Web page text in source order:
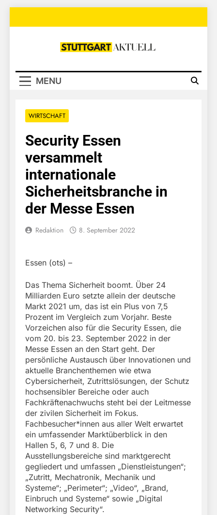
Stuttgart
MENU
WIRTSCHAFT
Security Essen
versammelt
internationale
Sicherheitsbranche in
der Messe Essen
Redaktion 8. September 2022
Essen (ots) –
Das Thema Sicherheit boomt. Über 24
Milliarden Euro setzte allein der deutsche
Markt 2021 um, das ist ein Plus von 7,5
Prozent im Vergleich zum Vorjahr. Beste
Vorzeichen also für die Security Essen, die
vom 20. bis 23. September 2022 in der
Messe Essen an den Start geht. Der
persönliche Austausch über Innovationen und
aktuelle Branchenthemen wie etwa
Cybersicherheit, Zutrittslösungen, der Schutz
hochsensibler Bereiche oder auch
Fachkräftenachwuchs steht bei der Leitmesse
der zivilen Sicherheit im Fokus.
Fachbesucher*innen aus aller Welt erwartet
ein umfassender Marktüberblick in den
Hallen 5, 6, 7 und 8. Die
Ausstellungsbereiche sind marktgerecht
gegliedert und umfassen „Dienstleistungen“;
„Zutritt, Mechatronik, Mechanik und
Systeme“; „Perimeter“; „Video“, „Brand,
Einbruch und Systeme“ sowie „Digital
Networking Security“.